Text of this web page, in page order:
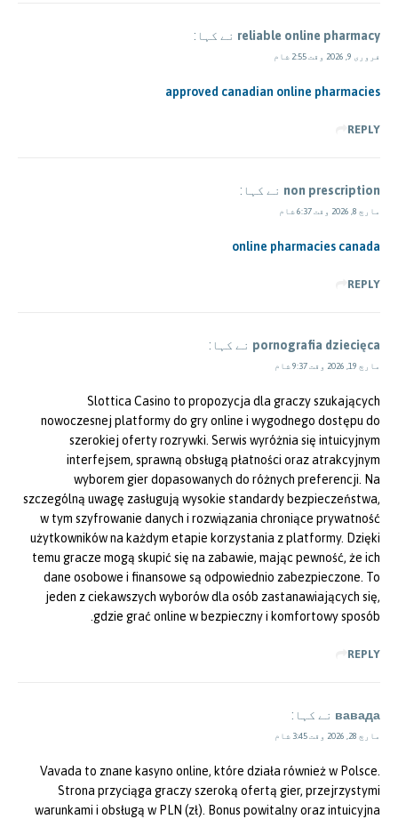
reliable online pharmacy نے کہا:
فروری 9, 2026 وقت 2:55 شام
approved canadian online pharmacies
REPLY
non prescription نے کہا:
مارچ 8, 2026 وقت 6:37 شام
online pharmacies canada
REPLY
pornografia dziecięca نے کہا:
مارچ 19, 2026 وقت 9:37 شام
Slottica Casino to propozycja dla graczy szukających
nowoczesnej platformy do gry online i wygodnego dostępu do
szerokiej oferty rozrywki. Serwis wyróżnia się intuicyjnym
interfejsem, sprawną obsługą płatności oraz atrakcyjnym
wyborem gier dopasowanych do różnych preferencji. Na
szczególną uwagę zasługują wysokie standardy bezpieczeństwa,
w tym szyfrowanie danych i rozwiązania chroniące prywatność
użytkowników na każdym etapie korzystania z platformy. Dzięki
temu gracze mogą skupić się na zabawie, mając pewność, że ich
dane osobowe i finansowe są odpowiednio zabezpieczone. To
jeden z ciekawszych wyborów dla osób zastanawiających się,
gdzie grać online w bezpieczny i komfortowy sposób.
REPLY
вавада نے کہا:
مارچ 28, 2026 وقت 3:45 شام
Vavada to znane kasyno online, które działa również w Polsce.
Strona przyciąga graczy szeroką ofertą gier, przejrzystymi
warunkami i obsługą w PLN (zł). Bonus powitalny oraz intuicyjna